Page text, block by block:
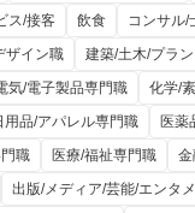
ス/接客 飲食
コンサル/
ザイン職
建築/土木/プラ
気/電子製品専門職
化学/
品/アパレル専門職
医薬
職
医療/福祉専門職
出版/メディア/芸能/エンタ